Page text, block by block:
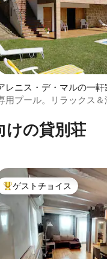
5つ星中4.94つ星の平均
レニス・デ・マルの一軒
用プール。リラックス
けの貸別荘
大好評のゲストチョイスで
ゲストチョイス